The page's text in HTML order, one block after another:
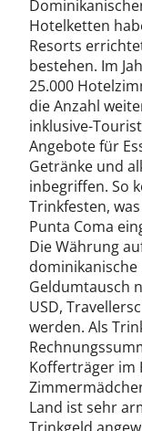
Hotelketten
Resorts
bestehen. Im
25.000
die Anzahl
inklusive-
Angebote für
Getränke und
inbegriffen. So
Trinkfesten,
Punta Coma
Die Währung
dominikanische
Geldumtausch
USD,
werden. Als
Kofferträger im
Land ist sehr